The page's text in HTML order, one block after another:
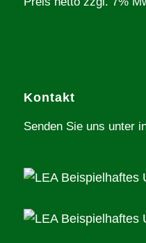
Kontakt
Senden Sie uns unter